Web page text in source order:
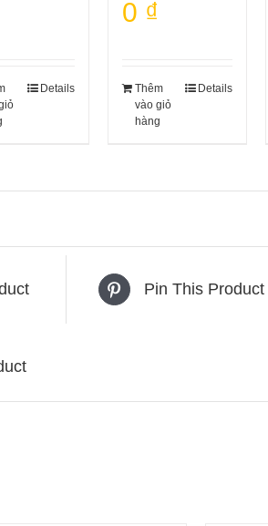
Details
0 ₫
Thêm
vào giỏ
hàng
Details
Pin This Product